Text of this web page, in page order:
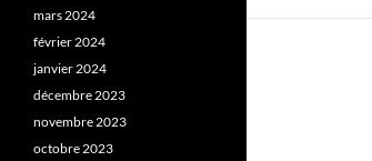
mars 2024
février 2024
janvier 2024
décembre 2023
novembre 2023
octobre 2023